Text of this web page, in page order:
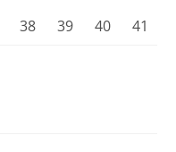
44 45 46 47
38 39 40 41